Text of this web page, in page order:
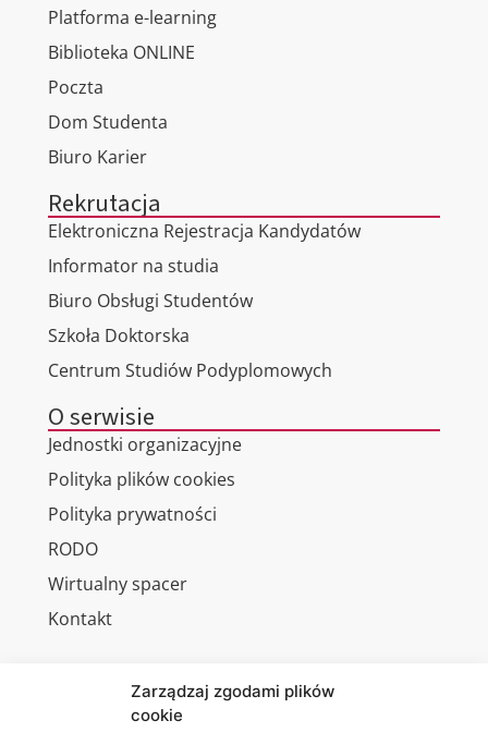
Zarządzaj zgodami plików
cookie
Platforma e-learning
Biblioteka ONLINE
Poczta
Dom Studenta
Biuro Karier
Rekrutacja
Elektroniczna Rejestracja Kandydatów
Informator na studia
Biuro Obsługi Studentów
Szkoła Doktorska
Centrum Studiów Podyplomowych
O serwisie
Jednostki organizacyjne
Polityka plików cookies
Polityka prywatności
RODO
Wirtualny spacer
Kontakt